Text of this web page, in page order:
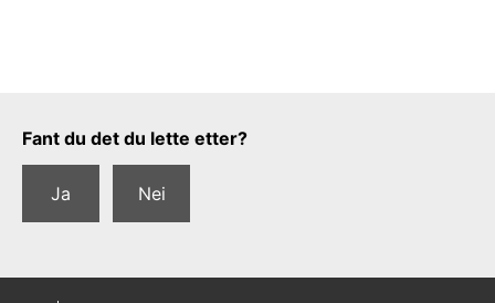
Tilbakemeldingsskjema
Fant du det du lette etter?
Ja Nei